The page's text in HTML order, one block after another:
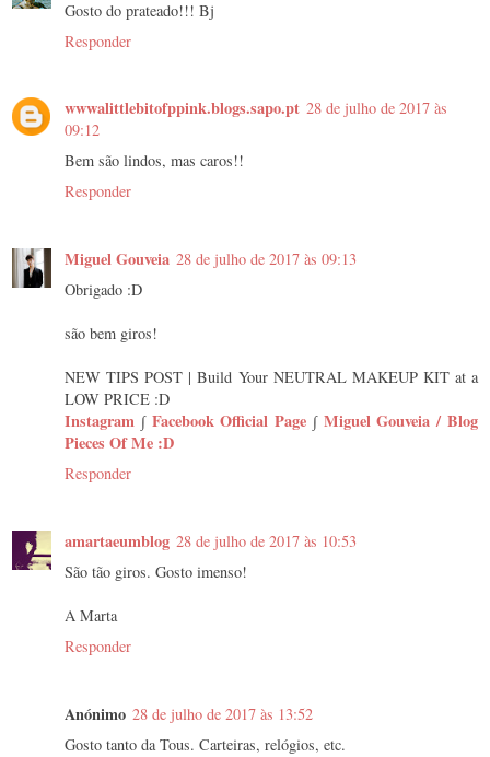
Gosto do prateado!!! Bj
Responder
wwwalittlebitofppink.blogs.sapo.pt 28 de julho de 2017 às
09:12
Bem são lindos, mas caros!!
Responder
Miguel Gouveia 28 de julho de 2017 às 09:13
Obrigado :D
são bem giros!
NEW TIPS POST | Build Your NEUTRAL MAKEUP KIT at a
LOW PRICE :D
Instagram ∫ Facebook Official Page ∫ Miguel Gouveia / Blog
Pieces Of Me :D
Responder
amartaeumblog 28 de julho de 2017 às 10:53
São tão giros. Gosto imenso!
A Marta
Responder
Anónimo 28 de julho de 2017 às 13:52
Gosto tanto da Tous. Carteiras, relógios, etc.